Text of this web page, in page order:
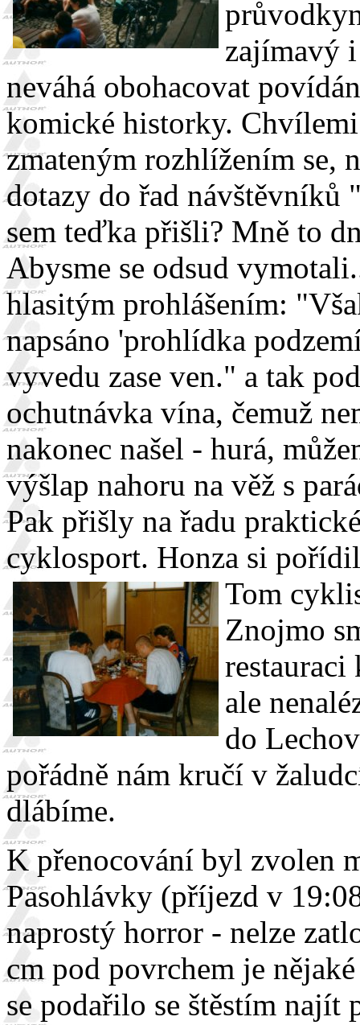
zajímavý
neváhá obohacovat
komické historky.
zmateným rozhlížením se,
dotazy do řad návštěvníků
sem teďka přišli? Mně to
Abysme se odsud
hlasitým prohlášením:
napsáno 'prohlídka
vyvedu zase ven." a tak
ochutnávka vína, čemuž
nakonec našel - hurá,
výšlap nahoru na věž s
Pak přišly na řadu
cyklosport. Honza si
Tom
Znojmo
ale
do
pořádně nám kručí v
dlábíme.
K přenocování byl zvolen
Pasohlávky (příjezd v
naprostý horror - nelze
cm pod povrchem je
se podařilo se štěstím